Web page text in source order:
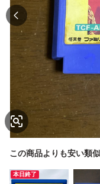
この商品よりも安い類
本日終了